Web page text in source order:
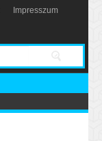
Impresszum